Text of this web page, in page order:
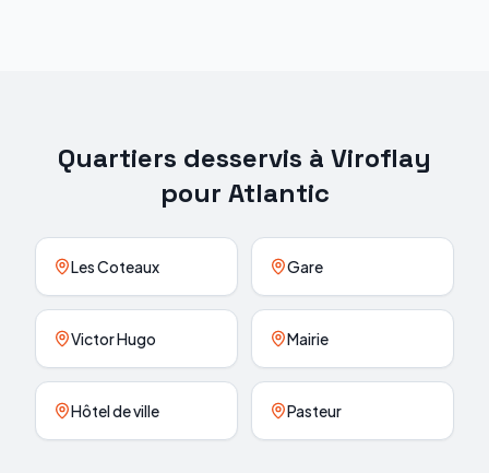
Quartiers desservis à Viroflay
pour Atlantic
Les Coteaux Gare
Victor Hugo Mairie
Hôtel de ville Pasteur